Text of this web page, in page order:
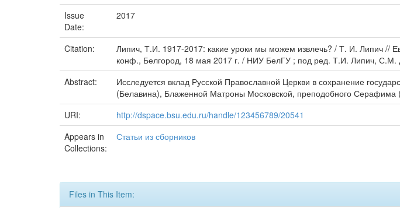
Issue
Date:
2017
Citation:
Липич, Т.И. 1917-2017: какие уроки мы можем извлечь? / Т. И. Липич //
конф., Белгород, 18 мая 2017 г. / НИУ БелГУ ; под ред. Т.И. Липич, С.М.
Abstract:
Исследуется вклад Русской Православной Церкви в сохранение
(Белавина), Блаженной Матроны Московской, преподобного Серафима
URI:
http://dspace.bsu.edu.ru/handle/123456789/20541
Appears in
Collections:
Статьи из сборников
Files in This Item: